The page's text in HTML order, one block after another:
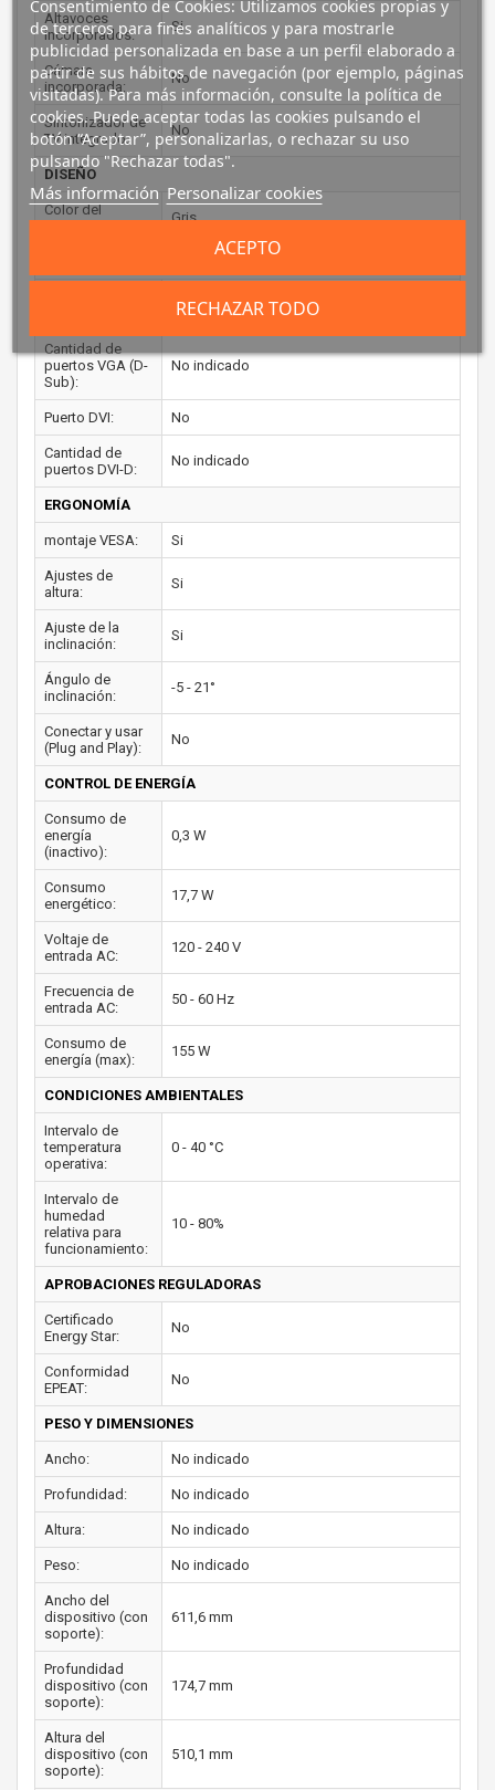
Altavoces
incorporados:
Si
Cámara
incorporada:
No
Sintonizador de
TV integrado:
No
DISEÑO
Color del
Gris
No
Cantidad de
puertos VGA (D-
Sub):
No indicado
Puerto DVI: No
Cantidad de
puertos DVI-D:
No indicado
ERGONOMÍA
montaje VESA: Si
Ajustes de
altura:
Si
Ajuste de la
inclinación:
Si
Ángulo de
inclinación:
-5 - 21°
Conectar y usar
(Plug and Play):
No
CONTROL DE ENERGÍA
Consumo de
energía
(inactivo):
0,3 W
Consumo
energético:
17,7 W
Voltaje de
entrada AC:
120 - 240 V
Frecuencia de
entrada AC:
50 - 60 Hz
Consumo de
energía (max):
155 W
CONDICIONES AMBIENTALES
Intervalo de
temperatura
operativa:
0 - 40 °C
Intervalo de
humedad
relativa para
funcionamiento:
10 - 80%
APROBACIONES REGULADORAS
Certificado
Energy Star:
No
Conformidad
EPEAT:
No
PESO Y DIMENSIONES
Ancho: No indicado
Profundidad: No indicado
Altura: No indicado
Peso: No indicado
Ancho del
dispositivo (con
soporte):
611,6 mm
Profundidad
dispositivo (con
soporte):
174,7 mm
Altura del
dispositivo (con
soporte):
510,1 mm
Consentimiento de Cookies: Utilizamos cookies propias y
de terceros para fines analíticos y para mostrarle
publicidad personalizada en base a un perfil elaborado a
partir de sus hábitos de navegación (por ejemplo, páginas
visitadas). Para más información, consulte la política de
cookies. Puede aceptar todas las cookies pulsando el
botón “Aceptar”, personalizarlas, o rechazar su uso
pulsando "Rechazar todas".
Más información Personalizar cookies
RECHAZAR TODO
ACEPTO